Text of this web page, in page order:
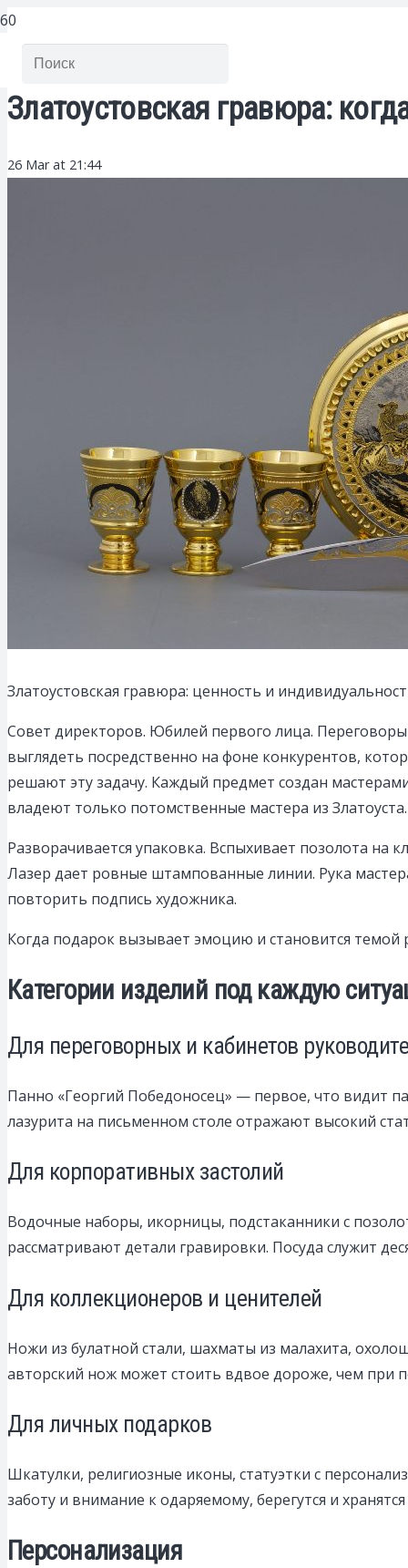
Златоустовская гравюра:
26 Mar at 21:44
Златоустовская гравюра: ценность и
Совет директоров. Юбилей первого лица.
выглядеть посредственно на фоне конкурентов,
решают эту задачу. Каждый предмет создан
владеют только потомственные мастера из Златоуста.
Разворачивается упаковка. Вспыхивает позолота на
Лазер дает ровные штампованные линии. Рука
повторить подпись художника.
Когда подарок вызывает эмоцию и становится темой
Категории изделий под каждую
Для переговорных и кабинетов
Панно «Георгий Победоносец» — первое, что видит
лазурита на письменном столе отражают высокий
Для корпоративных застолий
Водочные наборы, икорницы, подстаканники с
рассматривают детали гравировки. Посуда служит
Для коллекционеров и ценителей
Ножи из булатной стали, шахматы из малахита,
авторский нож может стоить вдвое дороже, чем при
Для личных подарков
Шкатулки, религиозные иконы, статуэтки с
заботу и внимание к одаряемому, берегутся и
Персонализация